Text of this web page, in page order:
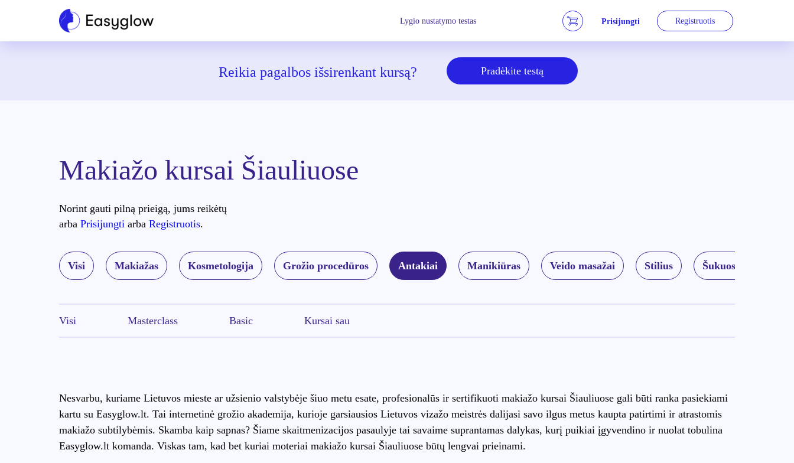
Registruotis
Prisijungti
Lygio nustatymo testas
Reikia pagalbos išsirenkant kursą? Pradėkite testą
Makiažo kursai Šiauliuose
Norint gauti pilną prieigą, jums reikėtų
arba Prisijungti arba Registruotis.
Visi Makiažas Kosmetologija Grožio procedūros Antakiai Manikiūras Veido masažai Stilius Šukuosenos
Visi Masterclass Basic Kursai sau
Nesvarbu, kuriame Lietuvos mieste ar užsienio valstybėje šiuo metu esate, profesionalūs ir sertifikuoti makiažo kursai Šiauliuose gali būti ranka pasiekiami
kartu su Easyglow.lt. Tai internetinė grožio akademija, kurioje garsiausios Lietuvos vizažo meistrės dalijasi savo ilgus metus kaupta patirtimi ir atrastomis
makiažo subtilybėmis. Skamba kaip sapnas? Šiame skaitmenizacijos pasaulyje tai savaime suprantamas dalykas, kurį puikiai įgyvendino ir nuolat tobulina
Easyglow.lt komanda. Viskas tam, kad bet kuriai moteriai makiažo kursai Šiauliuose būtų lengvai prieinami.